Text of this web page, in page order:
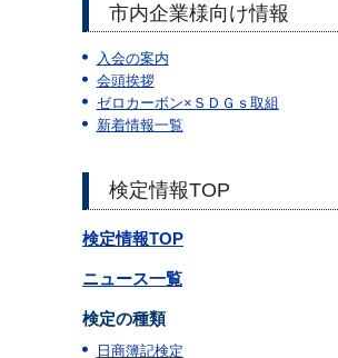
市内企業様向け情報
入会の案内
会頭挨拶
ゼロカーボン×ＳＤＧｓ取組
新着情報一覧
検定情報TOP
検定情報TOP
ニュース一覧
検定の種類
日商簿記検定